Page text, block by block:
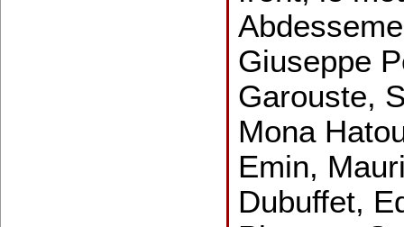
Giuseppe
Garouste,
Mona
Emin,
Dubuffet,